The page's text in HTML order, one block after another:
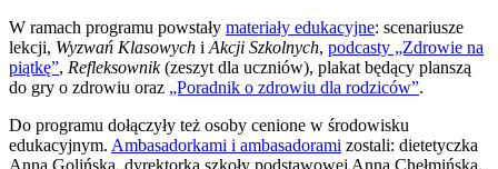
W ramach programu powstały materiały edukacyjne: scenariusze
lekcji, Wyzwań Klasowych i Akcji Szkolnych, podcasty „Zdrowie na
piątkę”, Refleksownik(zeszyt dla uczniów), plakat będący planszą
do gry o zdrowiu oraz „Poradnik o zdrowiu dla rodziców”.
Do programu dołączyły też osoby cenione w środowisku
edukacyjnym. Ambasadorkami i ambasadorami zostali: dietetyczka
Anna Golińska, dyrektorka szkoły podstawowej Anna Chełmińska,